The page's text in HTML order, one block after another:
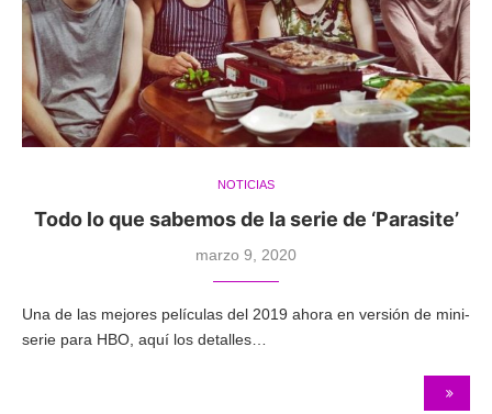
NOTICIAS
Todo lo que sabemos de la serie de ‘Parasite’
marzo 9, 2020
Una de las mejores películas del 2019 ahora en versión de mini-
serie para HBO, aquí los detalles…